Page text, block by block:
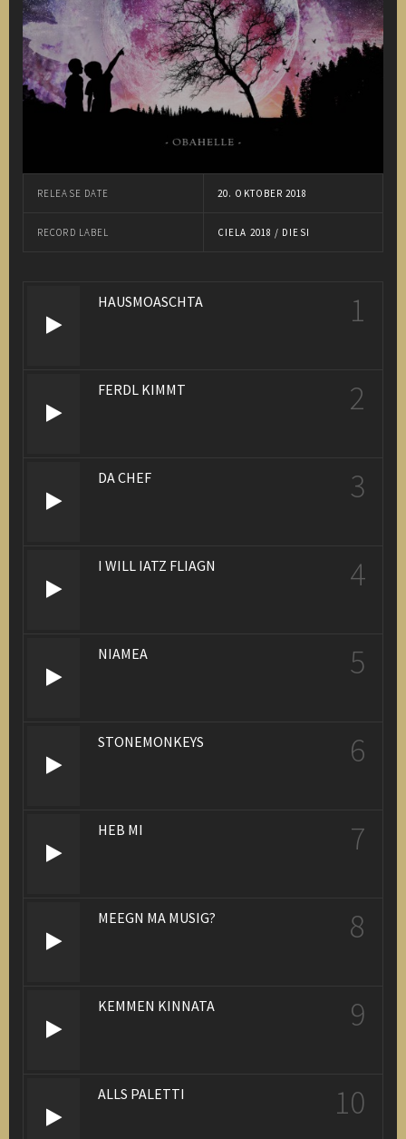
RELEASE DATE 20. OKTOBER 2018
RECORD LABEL CIELA 2018 / DIESI
HAUSMOASCHTA 1
FERDL KIMMT 2
DA CHEF 3
I WILL IATZ FLIAGN 4
NIAMEA 5
STONEMONKEYS 6
HEB MI 7
MEEGN MA MUSIG? 8
KEMMEN KINNATA 9
ALLS PALETTI 10